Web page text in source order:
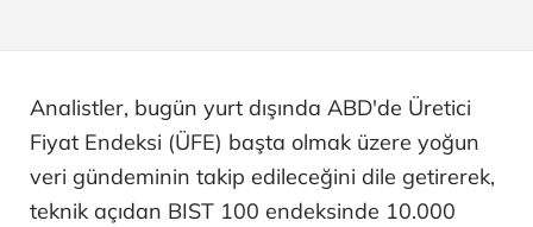
Analistler, bugün yurt dışında ABD'de Üretici
Fiyat Endeksi (ÜFE) başta olmak üzere yoğun
veri gündeminin takip edileceğini dile getirerek,
teknik açıdan BIST 100 endeksinde 10.000